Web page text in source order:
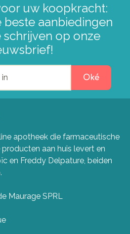
uw koopkracht:
aanbiedingen
schrijven op onze
Oké
apotheek die farmaceutische
aan huis levert en
en Freddy Delpature, beiden
Maurage SPRL